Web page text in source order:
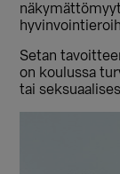
Setan
on koulussa
tai